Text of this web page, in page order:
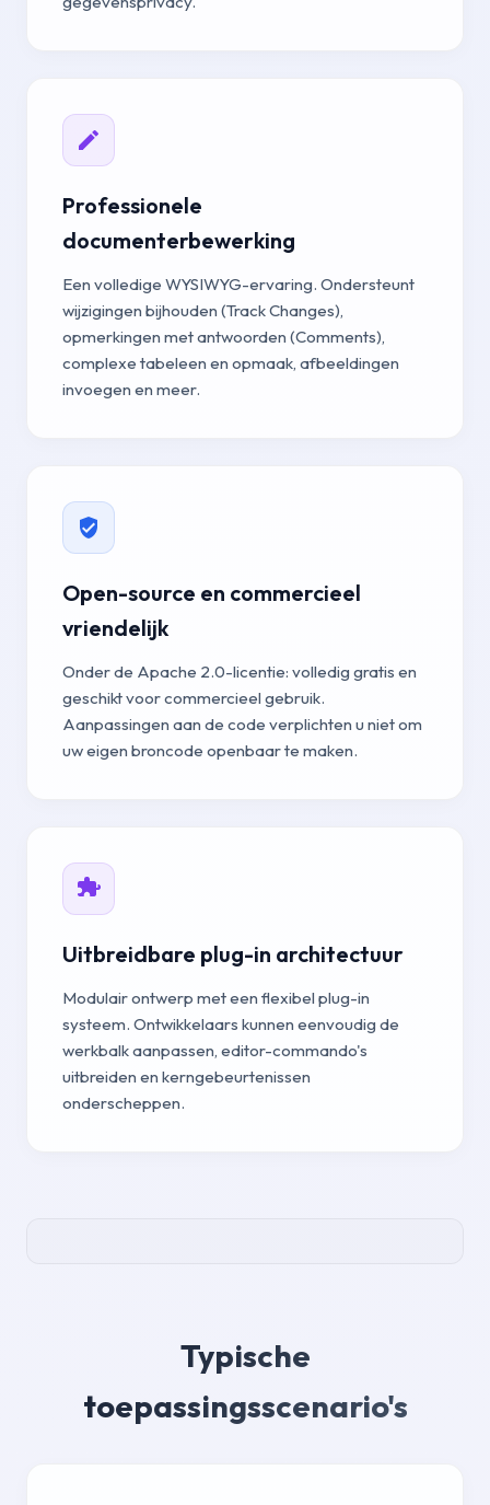
Professionele
documenterbewerking
Een volledige WYSIWYG-ervaring. Ondersteunt
wijzigingen bijhouden (Track Changes),
opmerkingen met antwoorden (Comments),
complexe tabeleen en opmaak, afbeeldingen
invoegen en meer.
Open-source en commercieel
vriendelijk
Onder de Apache 2.0-licentie: volledig gratis en
geschikt voor commercieel gebruik.
Aanpassingen aan de code verplichten u niet om
uw eigen broncode openbaar te maken.
Uitbreidbare plug-in architectuur
Modulair ontwerp met een flexibel plug-in
systeem. Ontwikkelaars kunnen eenvoudig de
werkbalk aanpassen, editor-commando's
uitbreiden en kerngebeurtenissen
onderscheppen.
Typische
toepassingsscenario's